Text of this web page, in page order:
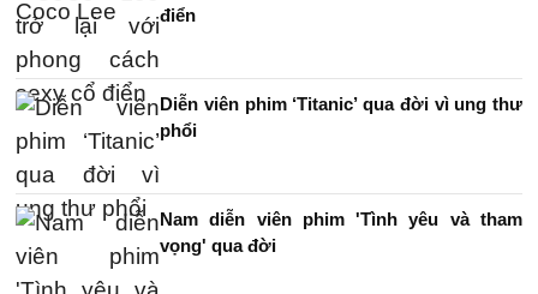
điển
Diễn viên phim ‘Titanic’ qua đời vì ung thư
phổi
Nam diễn viên phim 'Tình yêu và tham
vọng' qua đời